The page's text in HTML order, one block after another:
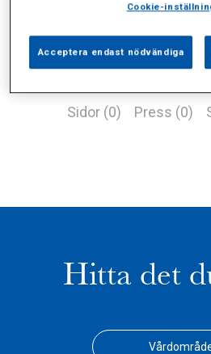
Sidor (0) Press (0)
Hitta det
Cookie-
Acceptera endast nödvändiga